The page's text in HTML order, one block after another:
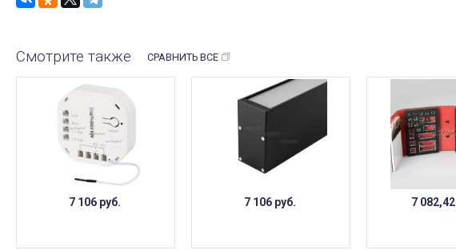
Смотрите также СРАВНИТЬ ВСЕ
7 106 руб. 7 106 руб. 7 082,42